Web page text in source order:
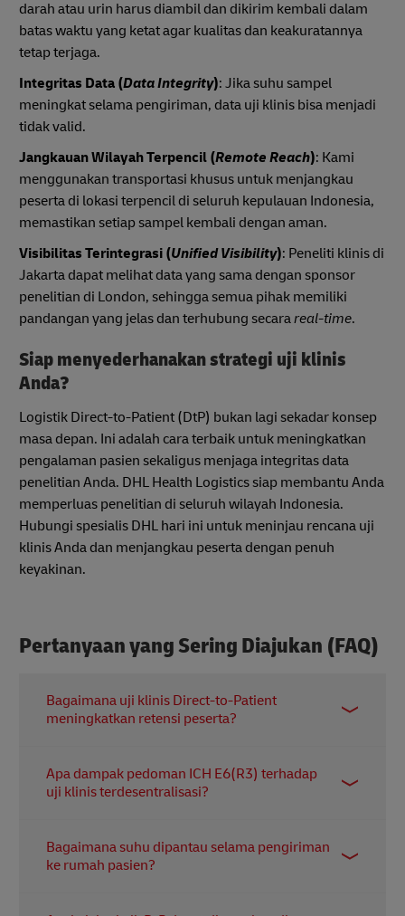
darah atau urin harus diambil dan dikirim kembali dalam
batas waktu yang ketat agar kualitas dan keakuratannya
tetap terjaga.
Integritas Data (Data Integrity): Jika suhu sampel
meningkat selama pengiriman, data uji klinis bisa menjadi
tidak valid.
Jangkauan Wilayah Terpencil (Remote Reach): Kami
menggunakan transportasi khusus untuk menjangkau
peserta di lokasi terpencil di seluruh kepulauan Indonesia,
memastikan setiap sampel kembali dengan aman.
Visibilitas Terintegrasi (Unified Visibility): Peneliti klinis di
Jakarta dapat melihat data yang sama dengan sponsor
penelitian di London, sehingga semua pihak memiliki
pandangan yang jelas dan terhubung secarareal-time.
Siap menyederhanakan strategi uji klinis
Anda?
Logistik Direct-to-Patient (DtP) bukan lagi sekadar konsep
masa depan. Ini adalah cara terbaik untuk meningkatkan
pengalaman pasien sekaligus menjaga integritas data
penelitian Anda. DHL Health Logistics siap membantu Anda
memperluas penelitian di seluruh wilayah Indonesia.
Hubungi spesialis DHL hari ini untuk meninjau rencana uji
klinis Anda dan menjangkau peserta dengan penuh
keyakinan.
Pertanyaan yang Sering Diajukan (FAQ)
Bagaimana uji klinis Direct-to-Patient
meningkatkan retensi peserta?
obat dikirim langsung ke rumah peserta. Dengan
begitu, pasien lebih mudah mengikuti penelitian
Apa dampak pedoman ICH E6(R3) terhadap
uji klinis terdesentralisasi?
menerapkan pendekatanQuality by Design. Anda
harus memiliki bukti digital bahwa produk
Bagaimana suhu dipantau selama pengiriman
ke rumah pasien?